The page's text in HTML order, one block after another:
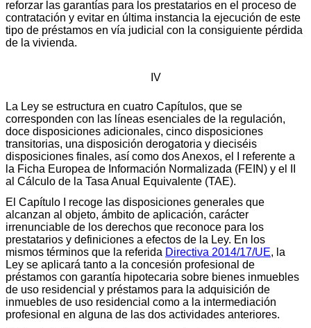
reforzar las garantías para los prestatarios en el proceso de
contratación y evitar en última instancia la ejecución de este
tipo de préstamos en vía judicial con la consiguiente pérdida
de la vivienda.
IV
La Ley se estructura en cuatro Capítulos, que se
corresponden con las líneas esenciales de la regulación,
doce disposiciones adicionales, cinco disposiciones
transitorias, una disposición derogatoria y dieciséis
disposiciones finales, así como dos Anexos, el I referente a
la Ficha Europea de Información Normalizada (FEIN) y el II
al Cálculo de la Tasa Anual Equivalente (TAE).
El Capítulo I recoge las disposiciones generales que
alcanzan al objeto, ámbito de aplicación, carácter
irrenunciable de los derechos que reconoce para los
prestatarios y definiciones a efectos de la Ley. En los
mismos términos que la referida Directiva 2014/17/UE, la
Ley se aplicará tanto a la concesión profesional de
préstamos con garantía hipotecaria sobre bienes inmuebles
de uso residencial y préstamos para la adquisición de
inmuebles de uso residencial como a la intermediación
profesional en alguna de las dos actividades anteriores.